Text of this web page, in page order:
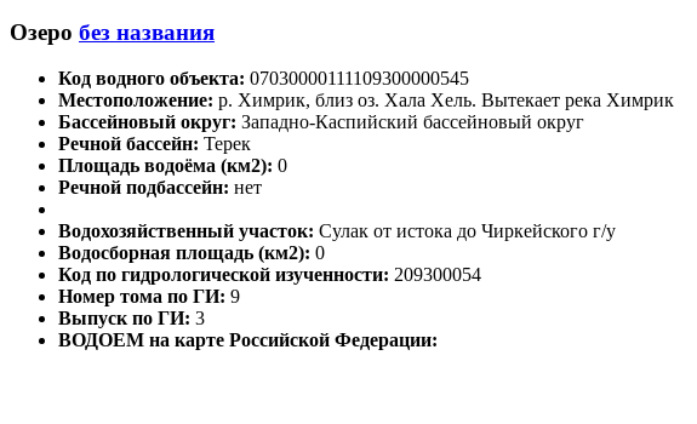
Озеро без названия
Код водного объекта: 07030000111109300000545
Местоположение: р. Химрик, близ оз. Хала Хель. Вытекает река Химрик
Бассейновый округ: Западно-Каспийский бассейновый округ
Речной бассейн: Терек
Площадь водоёма (км2): 0
Речной подбассейн: нет
Водохозяйственный участок: Сулак от истока до Чиркейского г/у
Водосборная площадь (км2): 0
Код по гидрологической изученности: 209300054
Номер тома по ГИ: 9
Выпуск по ГИ: 3
ВОДОЕМ на карте Российской Федерации: